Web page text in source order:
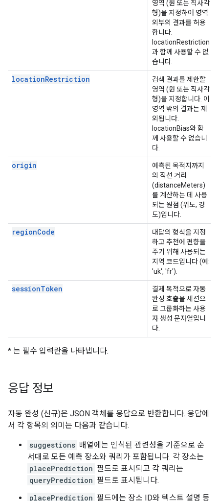
영역 (원 또는 직사각
형)을 지정하여 영역
외부의 결과를 허용
합니다.
locationRestriction
과 함께 사용할 수 없
습니다.
locationRestriction
검색 결과를 제한할
영역 (원 또는 직사각
형)을 지정합니다. 이
영역 밖의 결과는 제
외됩니다.
locationBias와 함
께 사용할 수 없습니
다.
origin
예측된 목적지까지
의 직선 거리
(distanceMeters)
를 계산하는 데 사용
되는 원점 (위도, 경
도)입니다.
regionCode
대답의 형식을 지정
하고 추천에 편향을
주기 위해 사용되는
지역 코드입니다 (예:
'uk', 'fr').
sessionToken
결제 목적으로 자동
완성 호출을 세션으
로 그룹화하는 사용
자 생성 문자열입니
다.
* 는 필수 입력란을 나타냅니다.
응답 정보
자동 완성 (신규)은 JSON 객체를 응답으로 반환합니다. 응답에
서 각 항목의 의미는 다음과 같습니다.
suggestions 배열에는 인식된 관련성을 기준으로 순
서대로 모든 예측 장소와 쿼리가 포함됩니다. 각 장소는
placePrediction 필드로 표시되고 각 쿼리는
queryPrediction 필드로 표시됩니다.
placePrediction 필드에는 장소 ID와 텍스트 설명 등